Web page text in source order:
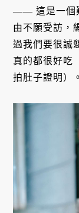
—— 這是一個
由不願受訪，
過我們要很誠
真的都很好吃
拍肚子證明）。